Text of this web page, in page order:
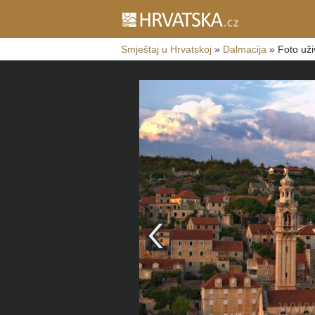
Smještaj u Hrvatskoj » Dalmacija » Foto